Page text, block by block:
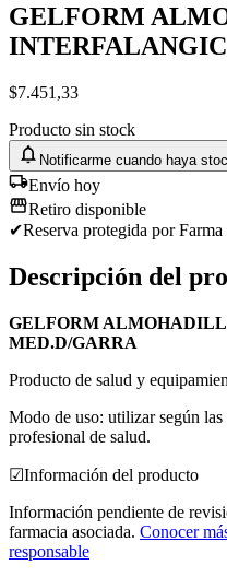
GELFORM
$7.451,33
Producto sin stock
Notificarme cuando haya
Envío hoy
Retiro disponible
✔Reserva protegida por
Descripción del
GELFORM
MED.D/GARRA
Producto de salud y
Modo de uso: utilizar según
profesional de salud.
☑Información del producto
Información pendiente de
farmacia asociada. Conocer
responsable